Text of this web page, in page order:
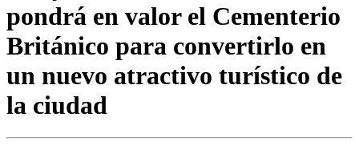
pondrá en valor el Cementerio
Británico para convertirlo en
un nuevo atractivo turístico de
la ciudad